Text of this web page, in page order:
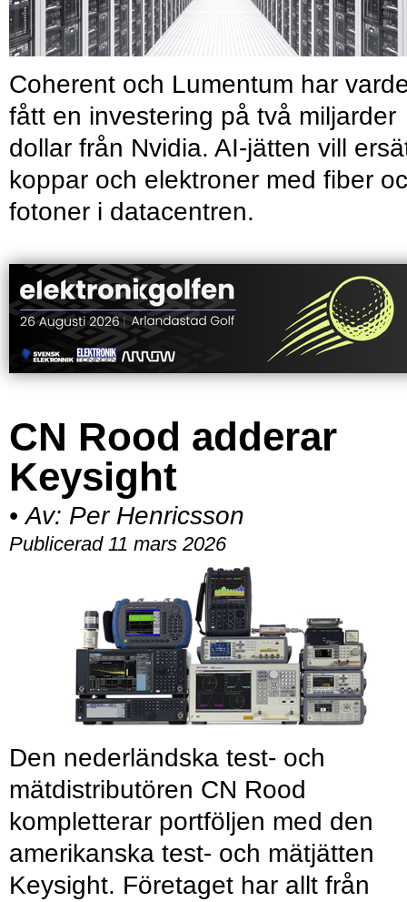
Coherent och Lumentum har
fått en investering på två miljarder
dollar från Nvidia. AI-jätten vill
koppar och elektroner med fiber
fotoner i datacentren.
CN Rood adderar
Keysight
• Av: Per Henricsson
Publicerad 11 mars 2026
Den nederländska test- och
mätdistributören CN Rood
kompletterar portföljen med den
amerikanska test- och mätjätten
Keysight. Företaget har allt från